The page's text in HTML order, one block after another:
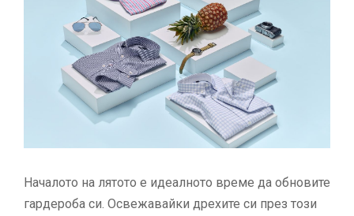
Началото на лятото е идеалното време да обновите
гардероба си. Освежавайки дрехите си през този